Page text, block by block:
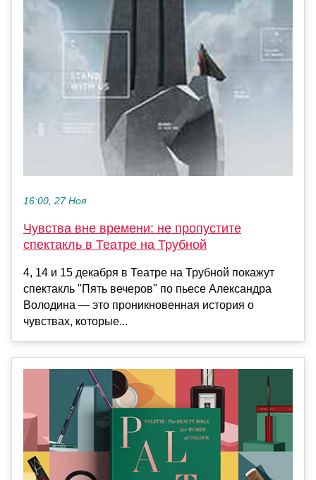
16:00, 27 Ноя
Чувства вне времени: не пропустите
спектакль в Театре на Трубной
4, 14 и 15 декабря в Театре на Трубной покажут
спектакль "Пять вечеров" по пьесе Александра
Володина — это проникновенная история о
чувствах, которые...